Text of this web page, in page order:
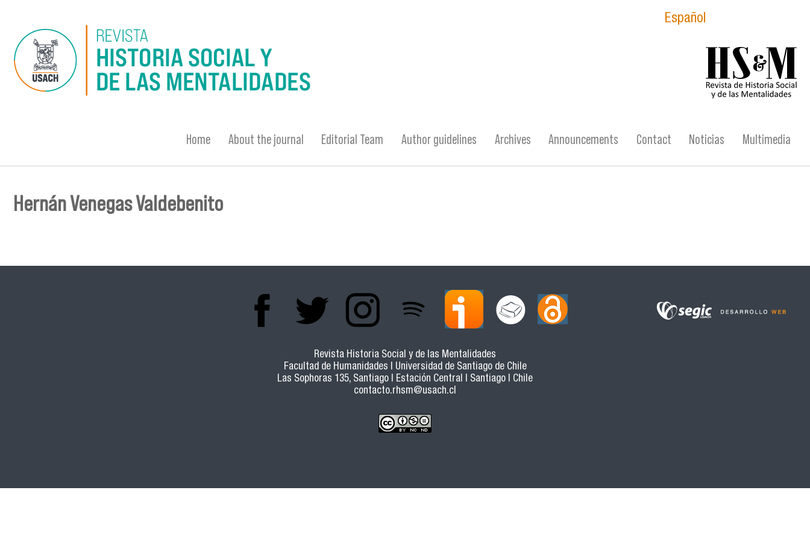
Español
Home About the journal Editorial Team Author guidelines Archives Announcements Contact Noticias Multimedia
You are here
Hernán Venegas Valdebenito
Revista Historia Social y de las Mentalidades
Facultad de Humanidades | Universidad de Santiago de Chile
Las Sophoras 135, Santiago | Estación Central | Santiago | Chile
contacto.rhsm@usach.cl